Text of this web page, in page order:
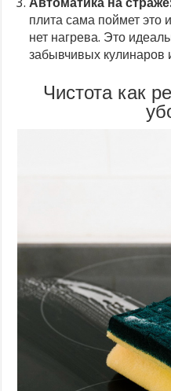
плита сама поймет это
нет нагрева. Это
забывчивых кулинаров
Чистота как